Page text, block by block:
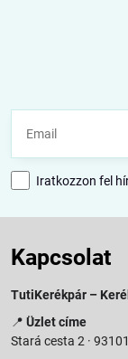
Iratkozzon fel
Kapcsolat
TutiKerékpár –
📍 Üzlet címe
Stará cesta 2 ·